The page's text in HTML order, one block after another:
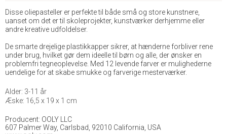
Disse oliepasteller er perfekte til både små og store kunstnere,
uanset om det er til skoleprojekter, kunstværker derhjemme eller
andre kreative udfoldelser.
De smarte drejelige plastikkapper sikrer, at hænderne forbliver rene
under brug, hvilket gør dem ideelle til børn og alle, der ønsker en
problemfri tegneoplevelse. Med 12 levende farver er mulighederne
uendelige for at skabe smukke og farverige mesterværker.
Alder: 3-11 år
Æske: 16,5 x 19 x 1 cm
Producent: OOLY LLC
607 Palmer Way, Carlsbad, 92010 California, USA